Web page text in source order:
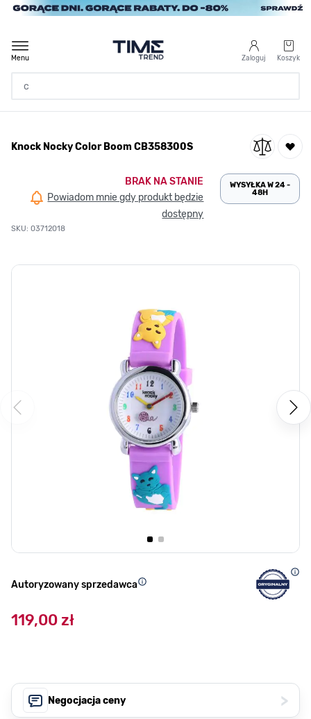
Przejdź do treści
Zaloguj Koszyk
Menu
/ Knock Nocky Color Boom CB358300S
Knock Nocky Color Boom CB358300S
BRAK NA STANIE
Powiadom mnie gdy produkt będzie
dostępny
SKU: 03712018
WYSYŁKA W 24 -
48H
Autoryzowany sprzedawca
119,00 zł
Negocjacja ceny >